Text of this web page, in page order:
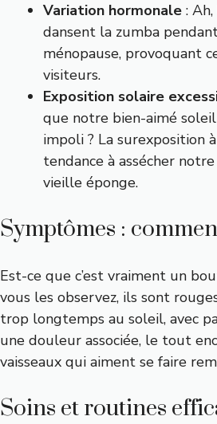
Variation hormonale :
dansent la zumba
ménopause, provoquant
visiteurs.
Exposition solaire
que notre bien-aimé
impoli ? La surexposition
tendance à assécher
vieille éponge.
Symptômes :
Est-ce que c’est vraiment un
vous les observez, ils sont
trop longtemps au soleil, avec
une douleur associée, le tout
vaisseaux qui aiment se faire
Soins et routines